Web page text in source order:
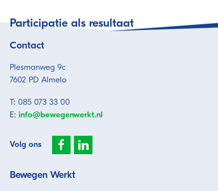
Participatie als resultaat
Contact
Plesmanweg 9c
7602 PD Almelo
T: 085 073 33 00
E: info@bewegenwerkt.nl
Volg ons
Bewegen Werkt